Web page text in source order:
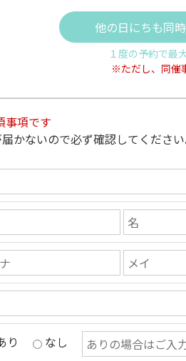
他の日にちも同
１度の予約で最
※ただし、同催
項です
かないので必ず確認してください
り なし